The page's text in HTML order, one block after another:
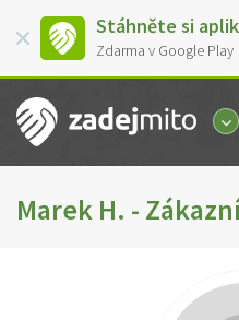
Stáhněte si
Zdarma v Google Play
Marek H. -